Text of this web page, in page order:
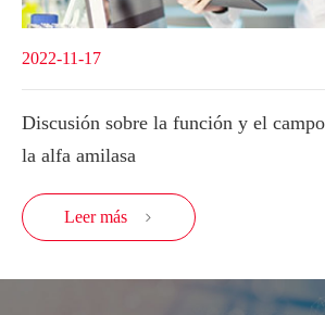
2022-11-17
Discusión sobre la función y el
la alfa amilasa
Leer más 